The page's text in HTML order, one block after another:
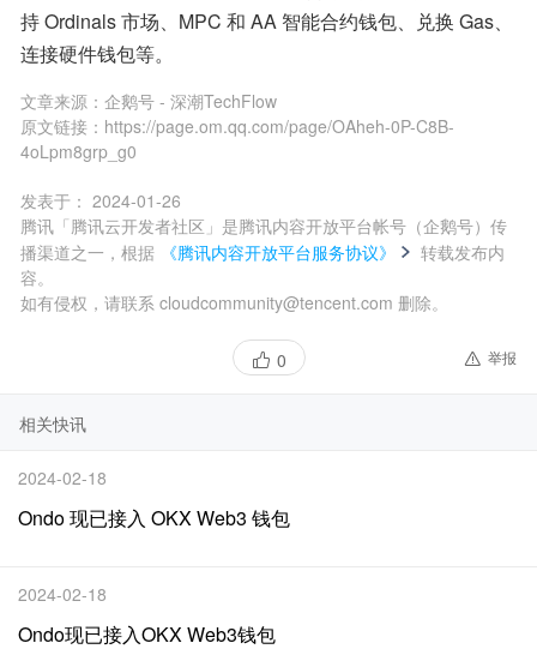
持 Ordinals 市场、MPC 和 AA 智能合约钱包、兑换 Gas、
连接硬件钱包等。
文章来源： 企鹅号 - 深潮TechFlow
原文链接： https://page.om.qq.com/page/OAheh-0P-C8B-
4oLpm8grp_g0
发表于： 2024-01-26
腾讯「腾讯云开发者社区」是腾讯内容开放平台帐号（企鹅号）传
播渠道之一，根据
《腾讯内容开放平台服务协议》
转载发布内
容。
如有侵权，请联系 cloudcommunity@tencent.com 删除。
0 举报
相关快讯
2024-02-18
Ondo 现已接入 OKX Web3 钱包
2024-02-18
Ondo现已接入OKX Web3钱包